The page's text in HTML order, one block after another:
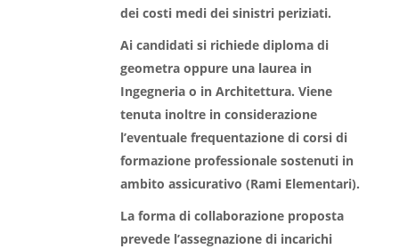
dei costi medi dei sinistri periziati.
Ai candidati si richiede diploma di
geometra oppure una laurea in
Ingegneria o in Architettura. Viene
tenuta inoltre in considerazione
l’eventuale frequentazione di corsi di
formazione professionale sostenuti in
ambito assicurativo (Rami Elementari).
La forma di collaborazione proposta
prevede l’assegnazione di incarichi